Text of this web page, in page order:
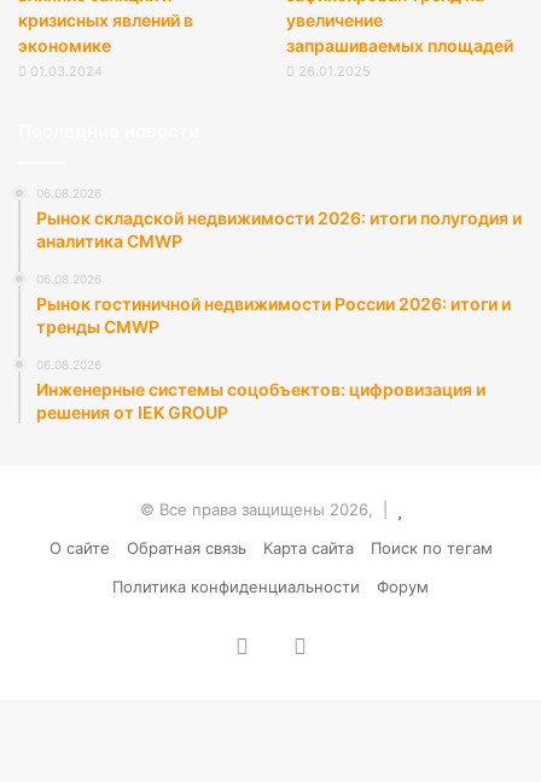
кризисных явлений в
экономике
01.03.2024
увеличение
запрашиваемых площадей
26.01.2025
06.08.2026
Рынок складской недвижимости 2026: итоги полугодия и
аналитика CMWP
06.08.2026
Рынок гостиничной недвижимости России 2026: итоги и
тренды CMWP
06.08.2026
Инженерные системы соцобъектов: цифровизация и
решения от IEK GROUP
© Все права защищены 2026, |
О сайте
Обратная связь Карта сайта
Поиск по тегам
Политика конфиденциальности
Форум
vk.com